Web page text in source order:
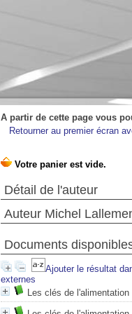
A partir de cette page vous
Retourner au premier écran
Détail de l'auteur
Auteur Michel
Documents
Ajouter le résultat
externes
Les clés de l'alimentation